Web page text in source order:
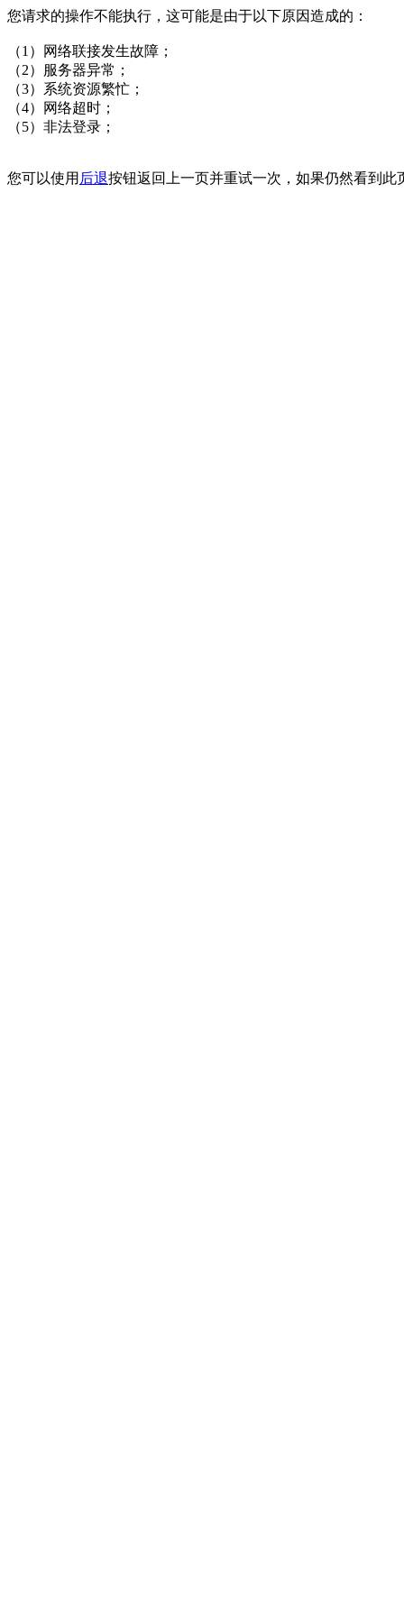
您请求的操作不能执行，这可能是由于以下原因造成的：
（1）网络联接发生故障；
（2）服务器异常；
（3）系统资源繁忙；
（4）网络超时；
（5）非法登录；
您可以使用 后退按钮返回上一页并重试一次，如果仍然看到此